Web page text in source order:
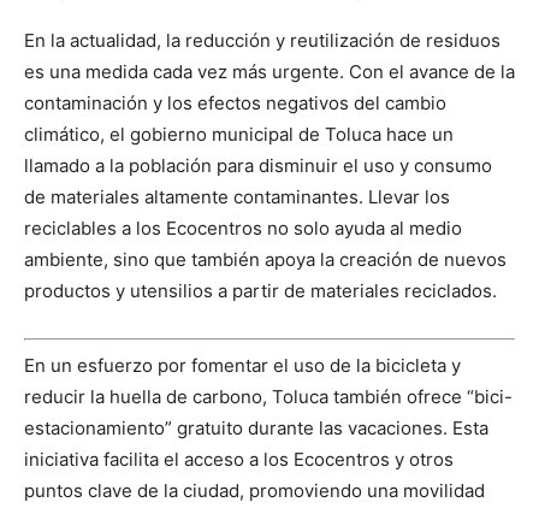
En la actualidad, la reducción y reutilización de residuos
es una medida cada vez más urgente. Con el avance de la
contaminación y los efectos negativos del cambio
climático, el gobierno municipal de Toluca hace un
llamado a la población para disminuir el uso y consumo
de materiales altamente contaminantes. Llevar los
reciclables a los Ecocentros no solo ayuda al medio
ambiente, sino que también apoya la creación de nuevos
productos y utensilios a partir de materiales reciclados.
En un esfuerzo por fomentar el uso de la bicicleta y
reducir la huella de carbono, Toluca también ofrece “bici-
estacionamiento” gratuito durante las vacaciones. Esta
iniciativa facilita el acceso a los Ecocentros y otros
puntos clave de la ciudad, promoviendo una movilidad